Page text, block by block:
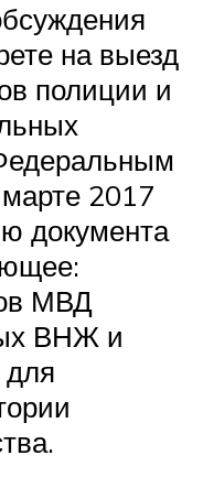
на выезд
полиции и
2017
документа
МВД
ВНЖ и